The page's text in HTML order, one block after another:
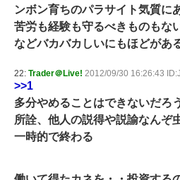
ンボン育ちのパラサイト気質に
苦労も経験も守るべきものもな
などバカバカしいにもほどがあ
22: Trader＠Live! 2012/09/30 16:26:43
>>1
多分やめることはできないだろ
所詮、他人の説得や説諭なんぞ
一時的で終わる